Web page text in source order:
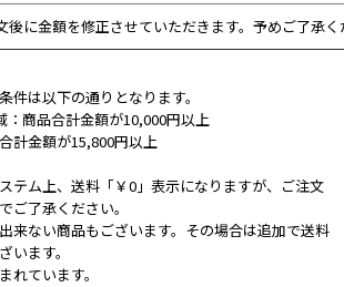
後に金額を修正させていただきます。予めご了承く
件は以下の通りとなります。
：商品合計金額が10,000円以上
計金額が15,800円以上
テム上、送料「￥0」表示になりますが、ご注文
ご了承ください。
来ない商品もございます。その場合は追加で送料
います。
れています。